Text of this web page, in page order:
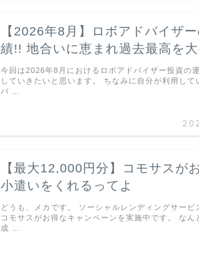
【2026年8月】ロボアドバイザ
績!! 地合いに恵まれ過去最高を
今回は2026年8月におけるロボアドバイザー投資の
していきたいと思います。 ちなみに自分が利用して
バ …
【最大12,000円分】コモサスが
小遣いをくれるってよ
どうも、メカです。 ソーシャルレンディングサービ
コモサスがお得なキャンペーンを実施中です。 なん
成 …